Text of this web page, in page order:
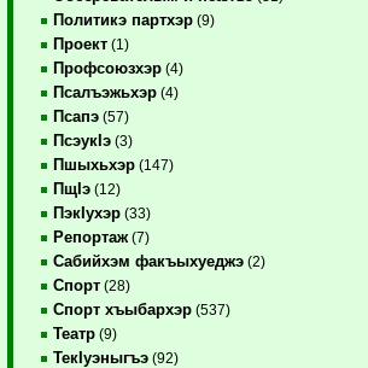
Политикэ партхэр (9)
Проект (1)
Профсоюзхэр (4)
Псалъэжьхэр (4)
Псапэ (57)
ПсэукIэ (3)
Пшыхьхэр (147)
ПщIэ (12)
ПэкIухэр (33)
Репортаж (7)
Сабийхэм факъыхуеджэ (2)
Спорт (28)
Спорт хъыбархэр (537)
Театр (9)
ТекIуэныгъэ (92)